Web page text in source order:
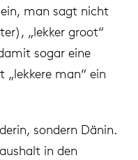
man sagt nicht
„lekker groot“
sogar eine
„lekkere man“ ein
sondern Dänin.
in den